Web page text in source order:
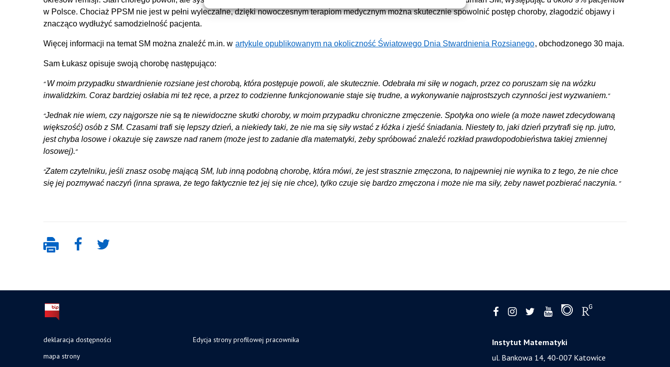
w Polsce. Chociaż PPSM nie jest w pełni wyleczalne, dzięki nowoczesnym terapiom medycznym można skutecznie spowolnić postęp choroby, złagodzić objawy i
znacząco wydłużyć samodzielność pacjenta.
Więcej informacji na temat SM można znaleźć m.in. w artykule opublikowanym na okoliczność Światowego Dnia Stwardnienia Rozsianego, obchodzonego 30 maja.
Sam Łukasz opisuje swoją chorobę następująco:
W moim przypadku stwardnienie rozsiane jest chorobą, która postępuje powoli, ale skutecznie. Odebrała mi siłę w nogach, przez co poruszam się na wózku
inwalidzkim. Coraz bardziej osłabia mi też ręce, a przez to codzienne funkcjonowanie staje się trudne, a wykonywanie najprostszych czynności jest wyzwaniem.
Jednak nie wiem, czy najgorsze nie są te niewidoczne skutki choroby, w moim przypadku chroniczne zmęczenie. Spotyka ono wiele (a może nawet zdecydowaną
większość) osób z SM. Czasami trafi się lepszy dzień, a niekiedy taki, że nie ma się siły wstać z łóżka i zjeść śniadania. Niestety to, jaki dzień przytrafi się np. jutro,
jest chyba losowe i okazuje się zawsze nad ranem (może jest to zadanie dla matematyki, żeby spróbować znaleźć rozkład prawdopodobieństwa takiej zmiennej
losowej).
Zatem czytelniku, jeśli znasz osobę mającą SM, lub inną podobną chorobę, która mówi, że jest strasznie zmęczona, to najpewniej nie wynika to z tego, że nie chce
się jej pozmywać naczyń (inna sprawa, że tego faktycznie też jej się nie chce), tylko czuje się bardzo zmęczona i może nie ma siły, żeby nawet pozbierać naczynia.
deklaracja dostępności
mapa strony
Edycja strony profilowej pracownika
Instytut Matematyki
ul. Bankowa 14, 40-007 Katowice